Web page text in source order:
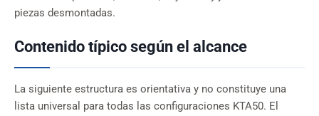
piezas desmontadas.
Contenido típico según el alcance
La siguiente estructura es orientativa y no constituye una
lista universal para todas las configuraciones KTA50. El